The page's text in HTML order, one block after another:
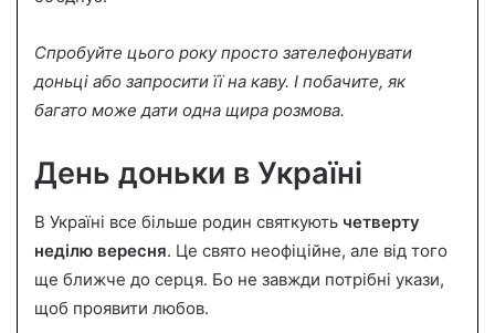
Спробуйте цього року просто зателефонувати
доньці або запросити її на каву. І побачите, як
багато може дати одна щира розмова.
День доньки в Україні
В Україні все більше родин святкують четверту
неділю вересня. Це свято неофіційне, але від того
ще ближче до серця. Бо не завжди потрібні укази,
щоб проявити любов.